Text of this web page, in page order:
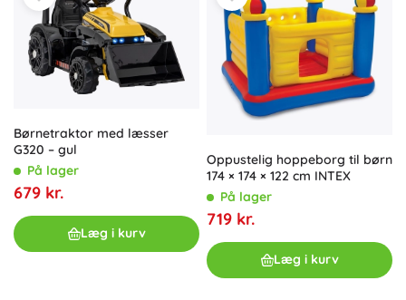
Børnetraktor med læsser
G320 – gul
På lager
679 kr.
Læg i kurv
Oppustelig hoppeborg til børn
174 × 174 × 122 cm INTEX
På lager
719 kr.
Læg i kurv